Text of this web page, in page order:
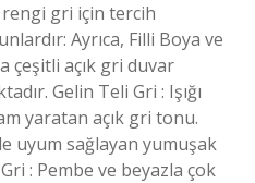
gri için tercih
Ayrıca, Filli Boya ve
çeşitli açık gri duvar
Gelin Teli Gri : Işığı
yaratan açık gri tonu.
uyum sağlayan yumuşak
: Pembe ve beyazla çok